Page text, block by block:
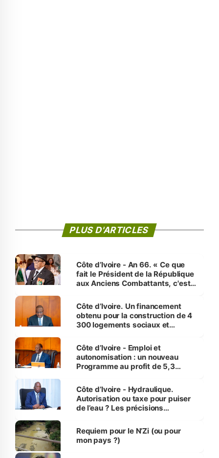
PLUS D'ARTICLES
Côte d’Ivoire - An 66. « Ce que
fait le Président de la République
aux Anciens Combattants, c'est
Côte d’Ivoire. Un financement
obtenu pour la construction de 4
300 logements sociaux et
et Yamoussoukro
Côte d’Ivoire - Emploi et
autonomisation : un nouveau
Programme au profit de 5,3
Côte d’Ivoire - Hydraulique.
Autorisation ou taxe pour puiser
de l’eau ? Les précisions
Requiem pour le N’Zi (ou pour
mon pays ?)